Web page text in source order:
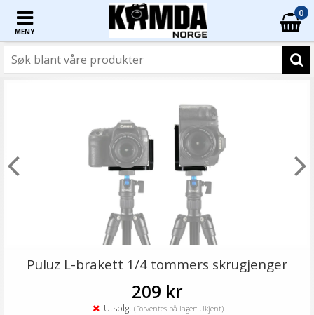
MENY
0
Puluz L-brakett 1/4 tommers skrugjenger
209 kr
Utsolgt(Forventes på lager: Ukjent)